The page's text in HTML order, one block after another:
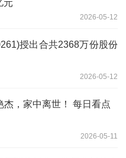
元
2026-05-12
授出合共2368万份股份
2026-05-12
杰，家中离世！ 每日看点
2026-05-11